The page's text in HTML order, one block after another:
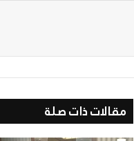
مقالات ذات صلة